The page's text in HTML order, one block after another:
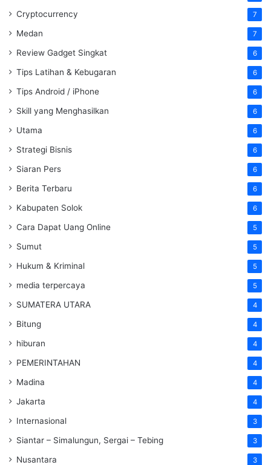
Cryptocurrency 7
Medan 7
Review Gadget Singkat 6
Tips Latihan & Kebugaran 6
Tips Android / iPhone 6
Skill yang Menghasilkan 6
Utama 6
Strategi Bisnis 6
Siaran Pers 6
Berita Terbaru 6
Kabupaten Solok 6
Cara Dapat Uang Online 5
Sumut 5
Hukum & Kriminal 5
media terpercaya 5
SUMATERA UTARA 4
Bitung 4
hiburan 4
PEMERINTAHAN 4
Madina 4
Jakarta 4
Internasional 3
Siantar – Simalungun, Sergai – Tebing 3
Nusantara 3